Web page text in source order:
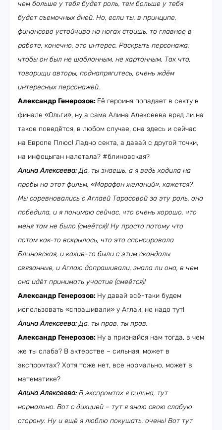
чем больше у тебя будет роль, тем больше у тебя
будет съемочных дней. Но, если ты, в принципе,
финансово устойчиво на ногах стоишь, то главное в
работе, конечно, это интерес. Раскрыть персонажа,
чтобы он был не шаблонным, не картонным. Так что,
товарищи авторы, поднапрягитесь, очень ждём
интересных персонажей.
Александр Генерозов: Её героиня попадает в секту в
финале «Ольги», ну а сама Алина Алексеева вряд ли на
такое поведётся, в любом случае, она здесь и сейчас
на Европе Плюс! Ладно секта, а давай с другой точки,
на инфоцыган налетала? #блиновская?
Алина Алексеева:Да, ты знаешь, а я ведь ходила на
пробы на этот фильм, «Марафон желаний», кажется?
Мы соревновались с Аглаей Тарасовой за эту роль, она
победила, и я понимаю сейчас, что очень хорошо, что
меня там не было (смеётся)! Ну просто потому что
потом как-то вскрылось, что это спонсировала
Блиновская, и какие-то были с этим скандалы
связанные, и Аглаю допрашивали, знала ли она, в чем
она идёт принимать участие (смеётся)!
Александр Генерозов: Ну давай всё-таки будем
использовать «спрашивали» у Аглаи, не надо тут!
Алина Алексеева:Да, ты прав, ты прав.
Александр Генерозов: Ну а признайся нам тогда, в чем
же ты слаба? В актерстве – сильная, может в
экспромтах? Хотя тоже нет, все нормально, может в
математике?
Алина Алексеева:В экспромтах я сильна, тут
нормально. Вот с дикцией – тут я знаю свою слабую
сторону. Ну и ещё я люблю покушать, очень! Вот тут